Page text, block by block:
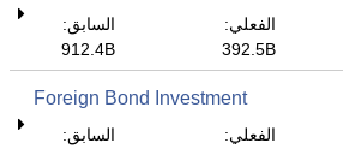
الفعلي:
392.5B
السابق:
912.4B
Foreign Bond Investment
الفعلي:
السابق: